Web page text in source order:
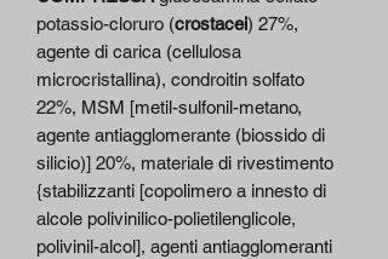
potassio-cloruro (crostacei) 27%,
agente di carica (cellulosa
microcristallina), condroitin solfato
22%, MSM [metil-sulfonil-metano,
agente antiagglomerante (biossido di
silicio)] 20%, materiale di rivestimento
{stabilizzanti [copolimero a innesto di
alcole polivinilico-polietilenglicole,
polivinil-alcol], agenti antiagglomeranti